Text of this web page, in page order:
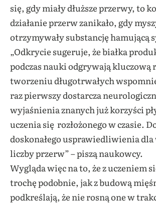
się, gdy miały dłuższe przerwy, to
działanie przerw zanikało, gdy
otrzymywały substancję hamującą
„Odkrycie sugeruje, że białka
podczas nauki odgrywają kluczową
tworzeniu długotrwałych
raz pierwszy dostarcza
wyjaśnienia znanych już korzyści
uczenia się rozłożonego w czasie.
doskonałego usprawiedliwienia dla
liczby przerw” – piszą naukowcy.
Wygląda więc na to, że z uczeniem
trochę podobnie, jak z budową
podkreślają, że nie rosną one w